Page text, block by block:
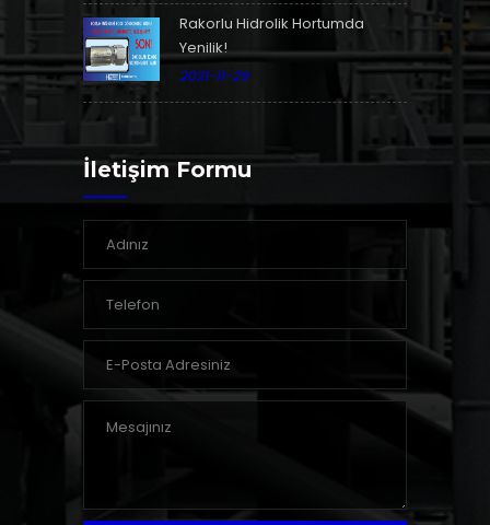
Rakorlu Hidrolik Hortumda
Yenilik!
2021-11-29
İletişim Formu